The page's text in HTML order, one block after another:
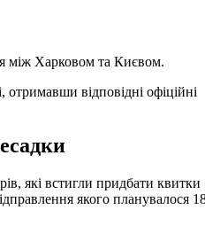
між Харковом та Києвом.
відповідні офіційні
які встигли придбати квитки
якого планувалося